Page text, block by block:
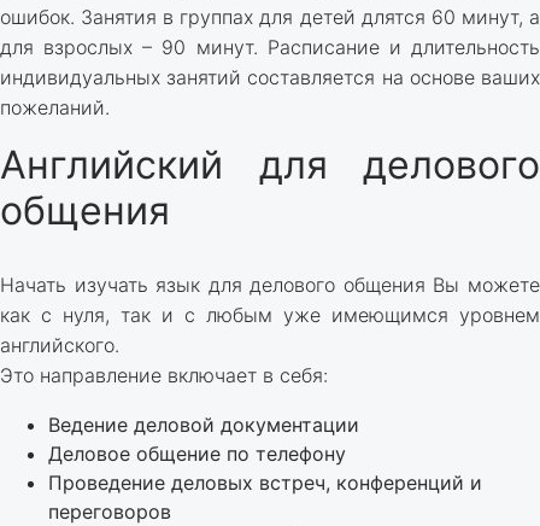
ошибок. Занятия в группах для детей длятся 60 минут, а
для взрослых – 90 минут. Расписание и длительность
индивидуальных занятий составляется на основе ваших
пожеланий.
Английский для делового
общения
Начать изучать язык для делового общения Вы можете
как с нуля, так и с любым уже имеющимся уровнем
английского.
Это направление включает в себя:
Ведение деловой документации
Деловое общение по телефону
Проведение деловых встреч, конференций и
переговоров